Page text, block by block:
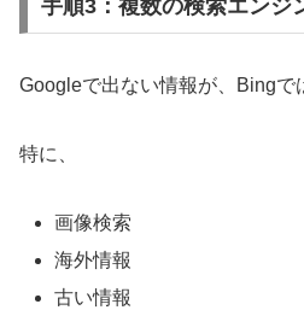
手順3：複数の検索エンジ
Googleで出ない情報が、Bingで
特に、
画像検索
海外情報
古い情報